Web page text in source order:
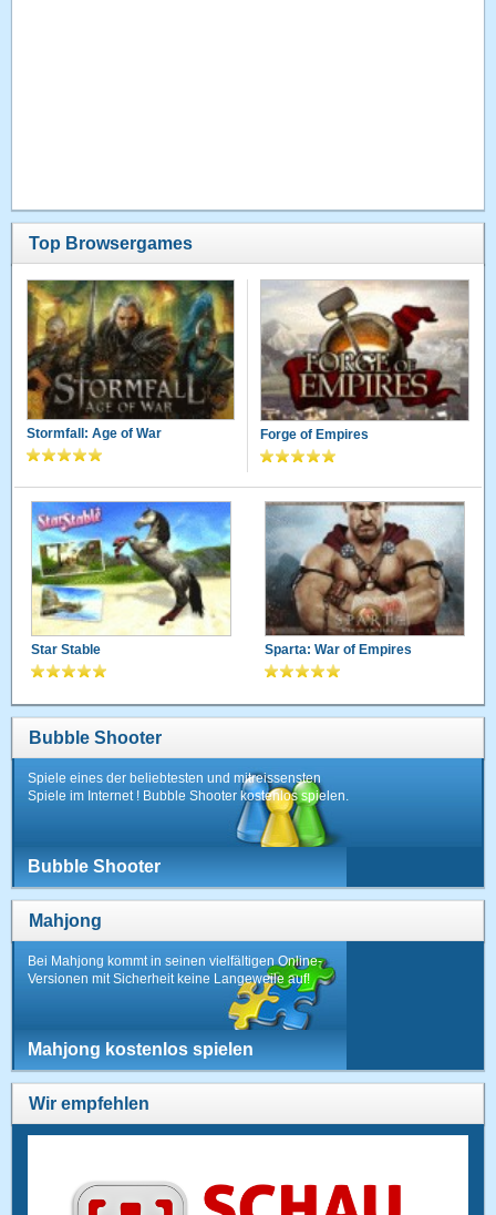
Top Browsergames
Stormfall: Age of War Forge of Empires
Star Stable Sparta: War of Empires
Bubble Shooter
Spiele eines der beliebtesten und mitreissensten
Spiele im Internet ! Bubble Shooter kostenlos spielen.
Bubble Shooter
Mahjong
Bei Mahjong kommt in seinen vielfältigen Online-
Versionen mit Sicherheit keine Langeweile auf!
Mahjong kostenlos spielen
Wir empfehlen